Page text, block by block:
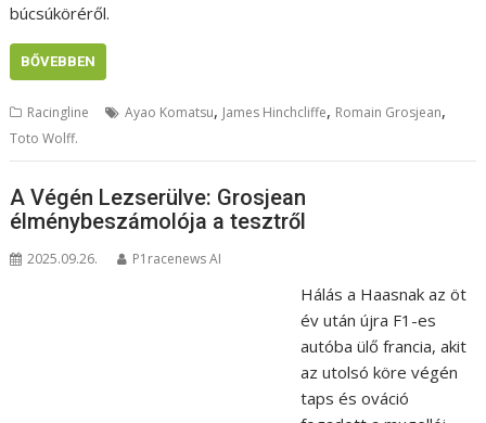
búcsúköréről.
BŐVEBBEN
Racingline Ayao Komatsu, James Hinchcliffe, Romain Grosjean,
Toto Wolff.
A Végén Lezserülve: Grosjean
élménybeszámolója a tesztről
2025.09.26. P1racenews AI
Hálás a Haasnak az öt
év után újra F1-es
autóba ülő francia, akit
az utolsó köre végén
taps és ováció